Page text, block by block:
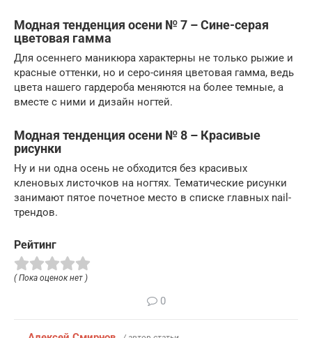
Модная тенденция осени № 7 – Сине-серая
цветовая гамма
Для осеннего маникюра характерны не только рыжие и
красные оттенки, но и серо-синяя цветовая гамма, ведь
цвета нашего гардероба меняются на более темные, а
вместе с ними и дизайн ногтей.
Модная тенденция осени № 8 – Красивые
рисунки
Ну и ни одна осень не обходится без красивых
кленовых листочков на ногтях. Тематические рисунки
занимают пятое почетное место в списке главных nail-
трендов.
Рейтинг
( Пока оценок нет )
0